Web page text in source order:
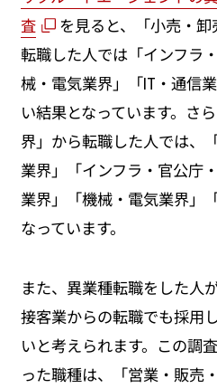
査
を見ると、「小売・
転職した人では「インフラ
械・電気業界」「IT・通信
い結果となっています。さ
界」から転職した人では、
業界」「インフラ・官公庁
業界」「機械・電気業界」
なっています。
また、異業種転職をした人
接客業からの転職でも採用
いと考えられます。この調
った職種は、「営業・販売